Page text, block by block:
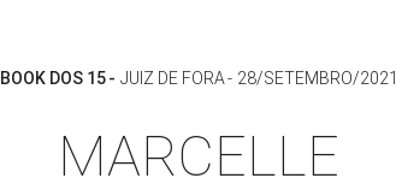
BOOK DOS 15 JUIZ DE FORA 28/SETEMBRO/2021
MARCELLE